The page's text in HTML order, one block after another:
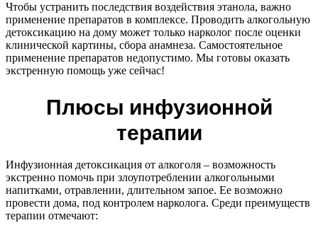
Чтобы устранить последствия воздействия этанола, важно
применение препаратов в комплексе. Проводить алкогольную
детоксикацию на дому может только нарколог после оценки
клинической картины, сбора анамнеза. Самостоятельное
применение препаратов недопустимо. Мы готовы оказать
экстренную помощь уже сейчас!
Плюсы инфузионной
терапии
Инфузионная детоксикация от алкоголя – возможность
экстренно помочь при злоупотреблении алкогольными
напитками, отравлении, длительном запое. Ее возможно
провести дома, под контролем нарколога. Среди преимуществ
терапии отмечают: